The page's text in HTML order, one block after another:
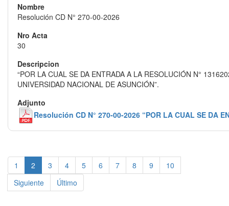
Resolución CD N° 270-00-2026
30
“POR LA CUAL SE DA ENTRADA A LA RESOLUCIÓN N°
UNIVERSIDAD NACIONAL DE ASUNCIÓN”.
Resolución CD N° 270-00-2026 “POR LA CUAL SE DA
1 2 3 4 5 6 7 8 9
10
Siguiente
Último